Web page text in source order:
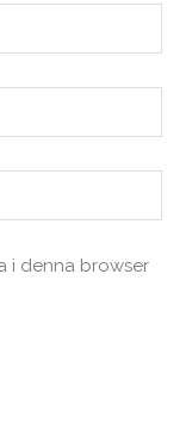
i denna browser